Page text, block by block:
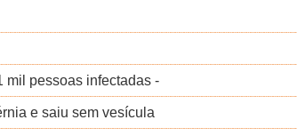
mil pessoas infectadas -
e saiu sem vesícula